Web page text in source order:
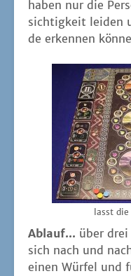
haben nur die
sich­tig­keit lei­den
de erken­nen
lasst
Ablauf... über
sich nach und
einen Wür­fel und